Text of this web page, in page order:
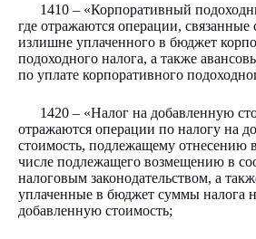
1410 – «Корпоративный
где отражаются операции, связанные
излишне уплаченного в бюджет
подоходного налога, а также
по уплате корпоративного
1420 – «Налог на добавленную
отражаются операции по налогу на
стоимость, подлежащему отнесению
числе подлежащего возмещению в
налоговым законодательством, а
уплаченные в бюджет суммы налога
добавленную стоимость;